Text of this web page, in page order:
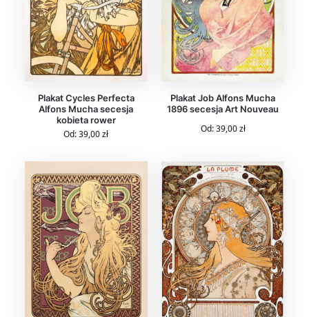
Plakat Cycles Perfecta
Alfons Mucha secesja
kobieta rower
Od:39,00zł
Plakat Job Alfons Mucha
1896 secesja Art Nouveau
Od:39,00zł